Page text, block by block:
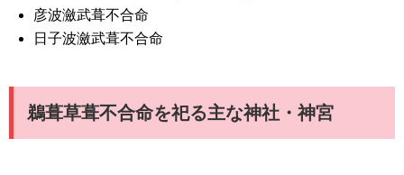
彦波瀲武葺不合命
日子波瀲武葺不合命
鵜葺草葺不合命を祀る主な神社・神宮